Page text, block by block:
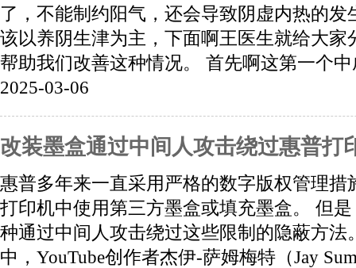
了，不能制约阳气，还会导致阴虚内热的发
该以养阴生津为主，下面啊王医生就给大家
帮助我们改善这种情况。 首先啊这第一个
2025-03-06
改装墨盒通过中间人攻击绕过惠普打
惠普多年来一直采用严格的数字版权管理措
打印机中使用第三方墨盒或填充墨盒。 但
种通过中间人攻击绕过这些限制的隐蔽方法
中，YouTube创作者杰伊-萨姆梅特（Jay